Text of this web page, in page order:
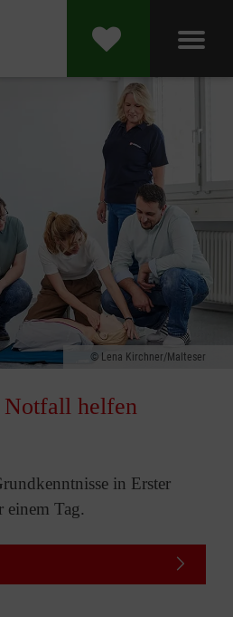
Lena Kirchner/Malteser
helfen
in Erster
einem Tag.